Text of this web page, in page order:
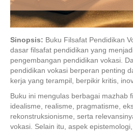
Sinopsis: Buku Filsafat Pendidikan
dasar filsafat pendidikan yang
pengembangan pendidikan vokasi.
pendidikan vokasi berperan penting
kerja yang terampil, berpikir kritis,
Buku ini mengulas berbagai mazhab
idealisme, realisme, pragmatisme,
rekonstruksionisme, serta
vokasi. Selain itu, aspek